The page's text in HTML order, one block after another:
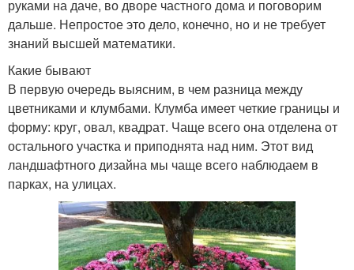
руками на даче, во дворе частного дома и поговорим
дальше. Непростое это дело, конечно, но и не требует
знаний высшей математики.
Какие бывают
В первую очередь выясним, в чем разница между
цветниками и клумбами. Клумба имеет четкие границы и
форму: круг, овал, квадрат. Чаще всего она отделена от
остального участка и приподнята над ним. Этот вид
ландшафтного дизайна мы чаще всего наблюдаем в
парках, на улицах.